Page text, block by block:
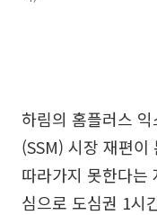
하림의 홈플러스
(SSM) 시장 재편이
따라가지 못한다는
심으로 도심권 1시